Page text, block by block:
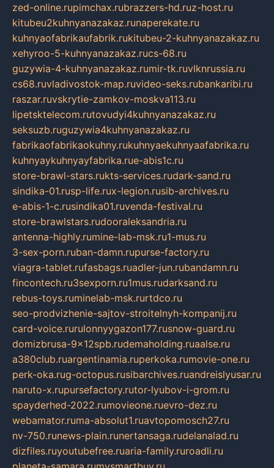
zed-online.rupimchax.rubrazzers-hd.ruz-host.ru
kitubeu2kuhnyanazakaz.runaperekate.ru
kuhnyaofabrikaufabrik.rukitubeu-2-kuhnyanazakaz.ru
xehyroo-5-kuhnyanazakaz.rucs-68.ru
guzywia-4-kuhnyanazakaz.rumir-tk.ruvlknrussia.ru
cs68.ruvladivostok-map.ruvideo-seks.rubankaribi.ru
raszar.ruvskrytie-zamkov-moskva113.ru
lipetsktelecom.rutovudyi4kuhnyanazakaz.ru
seksuzb.ruguzywia4kuhnyanazakaz.ru
fabrikaofabrikaokuhny.rukuhnyaekuhnyaafabrika.ru
kuhnyaykuhnyayfabrika.rue-abis1c.ru
store-brawl-stars.rukts-services.rudark-sand.ru
sindika-01.rusp-life.rux-legion.rusib-archives.ru
e-abis-1-c.rusindika01.ruvenda-festival.ru
store-brawlstars.rudooraleksandria.ru
antenna-highly.rumine-lab-msk.ru1-mus.ru
3-sex-porn.ruban-damn.rupurse-factory.ru
viagra-tablet.rufasbags.ruadler-jun.rubandamn.ru
fincontech.ru3sexporn.ru1mus.rudarksand.ru
rebus-toys.ruminelab-msk.rurtdco.ru
seo-prodvizhenie-sajtov-stroitelnyh-kompanij.ru
card-voice.rurulonnyygazon177.rusnow-guard.ru
domizbrusa-9x12spb.rudemaholding.ruaalse.ru
a380club.ruargentinamia.ruperkoka.rumovie-one.ru
perk-oka.rug-octopus.rusibarchives.ruandreislyusar.ru
naruto-x.rupursefactory.rutor-lyubov-i-grom.ru
spayderhed-2022.rumovieone.ruevro-dez.ru
webamator.ruma-absolut1.ruavtopomosch27.ru
nv-750.runews-plain.runertansaga.rudelanalad.ru
dizfiles.ruyoutubefree.ruaria-family.ruroadli.ru